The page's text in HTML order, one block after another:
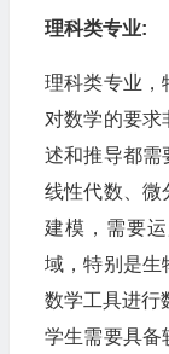
理科类专业:
理科类专业，
对数学的要求
述和推导都需
线性代数、微
建模，需要
域，特别是生
数学工具进行
学生需要具备